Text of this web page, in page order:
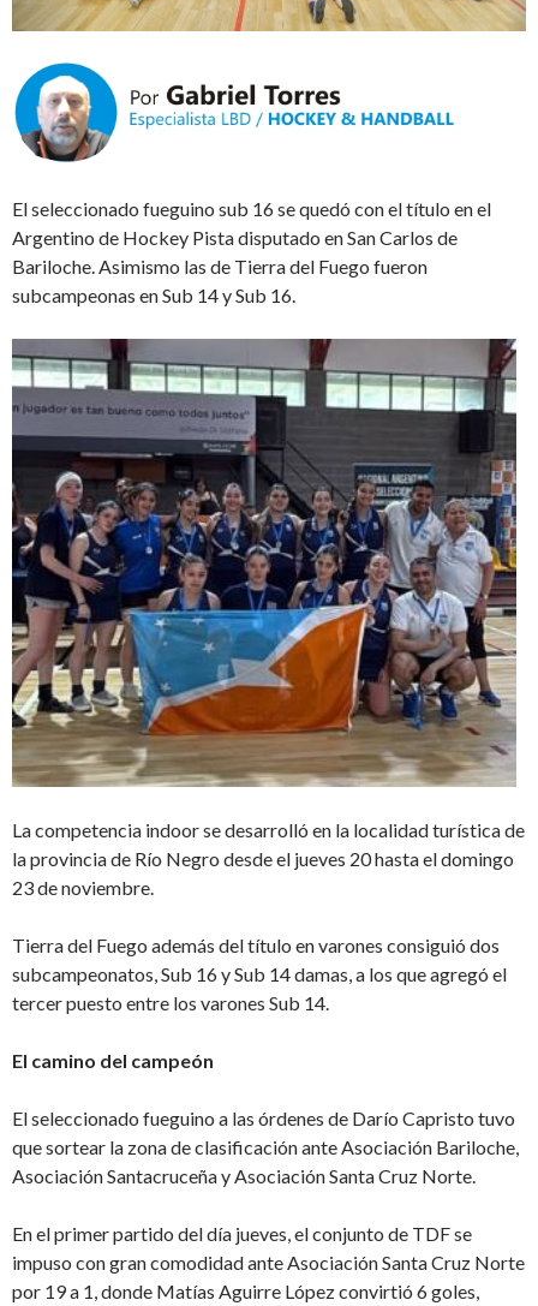
El seleccionado fueguino sub 16 se quedó con el título en el
Argentino de Hockey Pista disputado en San Carlos de
Bariloche. Asimismo las de Tierra del Fuego fueron
subcampeonas en Sub 14 y Sub 16.
La competencia indoor se desarrolló en la localidad turística de
la provincia de Río Negro desde el jueves 20 hasta el domingo
23 de noviembre.
Tierra del Fuego además del título en varones consiguió dos
subcampeonatos, Sub 16 y Sub 14 damas, a los que agregó el
tercer puesto entre los varones Sub 14.
El camino del campeón
El seleccionado fueguino a las órdenes de Darío Capristo tuvo
que sortear la zona de clasificación ante Asociación Bariloche,
Asociación Santacruceña y Asociación Santa Cruz Norte.
En el primer partido del día jueves, el conjunto de TDF se
impuso con gran comodidad ante Asociación Santa Cruz Norte
por 19 a 1, donde Matías Aguirre López convirtió 6 goles,